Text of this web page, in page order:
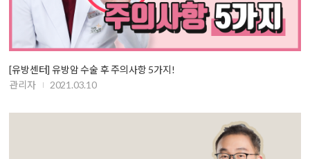
[유방센터] 유방암 수술 후 주의사항 5가지!
관리자
2021.03.10